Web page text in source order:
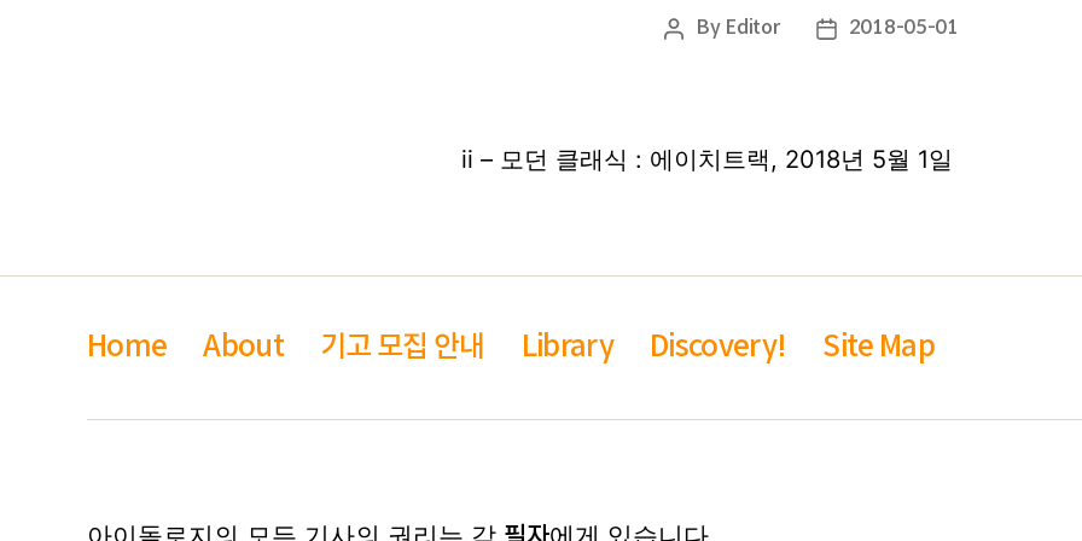
Post
By Editor
Post2018-05-01
ii – 모던 클래식 : 에이치트랙, 2018년 5월 1일
Home About 기고 모집 안내 Library Discovery! Site Map